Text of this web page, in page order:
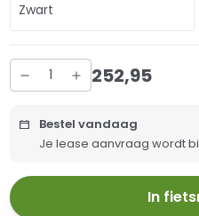
Zwart
252,95
Bestel vandaag
Je lease aanvraag wordt
In